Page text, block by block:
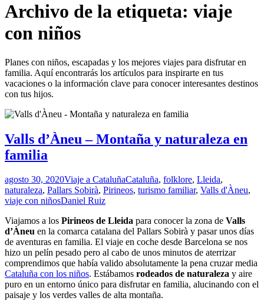
Archivo de la etiqueta: viaje
con niños
Planes con niños, escapadas y los mejores viajes para disfrutar en
familia. Aquí encontrarás los artículos para inspirarte en tus
vacaciones o la información clave para conocer interesantes destinos
con tus hijos.
Valls d’Àneu – Montaña y naturaleza en
familia
agosto 30, 2020Viaje a CataluñaCataluña, folklore, Lleida,
naturaleza, Pallars Sobirà, Pirineos, turismo familiar, Valls d'Àneu,
viaje con niñosDaniel Ruiz
Viajamos a los Pirineos de Lleida para conocer la zona de Valls
d’Àneu en la comarca catalana del Pallars Sobirà y pasar unos días
de aventuras en familia. El viaje en coche desde Barcelona se nos
hizo un pelín pesado pero al cabo de unos minutos de aterrizar
comprendimos que había valido absolutamente la pena cruzar media
Cataluña con los niños. Estábamos rodeados de naturaleza y aire
puro en un entorno único para disfrutar en familia, alucinando con el
paisaje y los verdes valles de alta montaña.